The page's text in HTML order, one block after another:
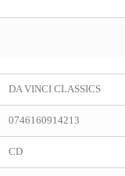
DA VINCI CLASSICS
0746160914213
CD